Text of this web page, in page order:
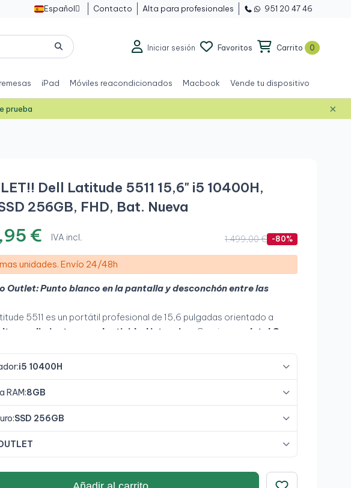
Español  Contacto Alta para profesionales 951 20 47 46
Iniciar sesión Favoritos Carrito 0
iPad Móviles reacondicionados Macbook Vende tu dispositivo
prueba ×
Dell Latitude 5511 15,6" i5 10400H,
256GB, FHD, Bat. Nueva
€ IVA incl. 1.499,00 € -80%
unidades. Envío 24/48h
Outlet: Punto blanco en la pantalla y desconchón entre las
5511 es un portátil profesional de 15,6 pulgadas orientado a
alto rendimiento y productividad intensiva . Gracias a su Intel Core
aplicaciones exigentes y entornos empresariales. Su
opción para
continuo.
i5 10400H
RAM:8GB
SSD 256GB